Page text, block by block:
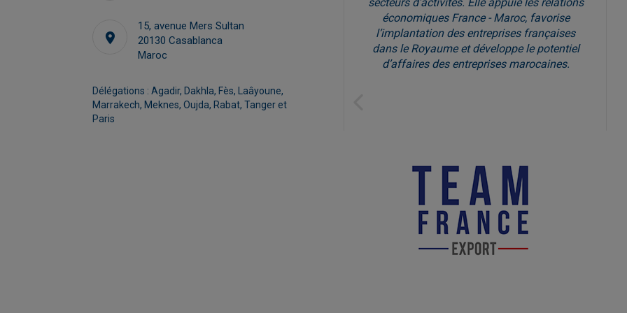
15, avenue Mers Sultan
20130 Casablanca
Maroc
Délégations : Agadir, Dakhla, Fès, Laâyoune,
Marrakech, Meknes, Oujda, Rabat, Tanger et
Paris
économiques France - Maroc, favorise
l’implantation des entreprises françaises
dans le Royaume et développe le potentiel
d’affaires des entreprises marocaines.